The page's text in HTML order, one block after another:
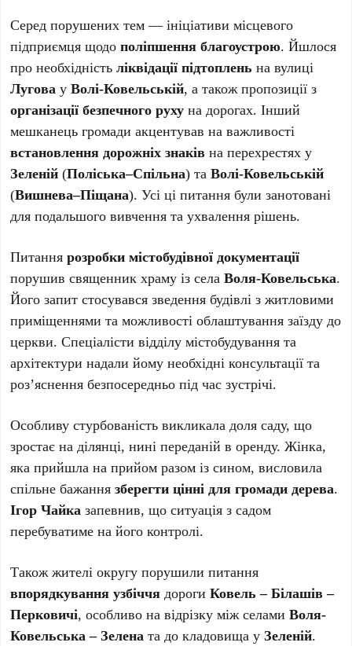
Серед порушених тем — ініціативи місцевого
підприємця щодополіпшення благоустрою. Йшлося
про необхідністьліквідації підтоплень на вулиці
Лугова уВолі-Ковельській, а також пропозиції з
організації безпечного руху на дорогах. Інший
мешканець громади акцентував на важливості
встановлення дорожніх знаків на перехрестях у
Зеленій (Поліська–Спільна) таВолі-Ковельській
(Вишнева–Піщана). Усі ці питання були занотовані
для подальшого вивчення та ухвалення рішень.
Питаннярозробки містобудівної документації
порушив священник храму із селаВоля-Ковельська.
Його запит стосувався зведення будівлі з житловими
приміщеннями та можливості облаштування заїзду до
церкви. Спеціалісти відділу містобудування та
архітектури надали йому необхідні консультації та
роз’яснення безпосередньо під час зустрічі.
Особливу стурбованість викликала доля саду, що
зростає на ділянці, нині переданій в оренду. Жінка,
яка прийшла на прийом разом із сином, висловила
спільне бажаннязберегти цінні для громади дерева.
Ігор Чайка запевнив, що ситуація з садом
перебуватиме на його контролі.
Також жителі округу порушили питання
впорядкування узбіччя дорогиКовель – Білашів –
Перковичі, особливо на відрізку між селамиВоля-
Ковельська – Зелена та до кладовища уЗеленій.